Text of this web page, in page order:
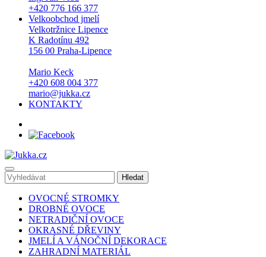
+420 776 166 377
Velkoobchod jmelí
Velkotržnice Lipence
K Radotínu 492
156 00 Praha-Lipence
Mario Keck
+420 608 004 377
mario@jukka.cz
KONTAKTY
OVOCNÉ STROMKY
DROBNÉ OVOCE
NETRADIČNÍ OVOCE
OKRASNÉ DŘEVINY
JMELÍ A VÁNOČNÍ DEKORACE
ZAHRADNÍ MATERIÁL